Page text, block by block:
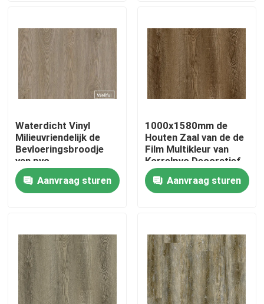
About Us
Factory Tour
Contact Us
Request A Quote
Pvc-Drukfilm
Pvc lamineerde Film
Waterdicht Vinyl
Milieuvriendelijk de
Bevloeringsbroodje
van pvc
Aanvraag sturen
1000x1580mm de
Houten Zaal van de de
Film Multikleur van
Korrelpvc Decoratief
voor Bevloering
Aanvraag sturen